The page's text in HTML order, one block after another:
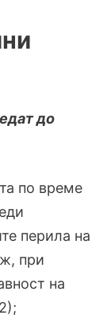
до
по време
перила на
при
на